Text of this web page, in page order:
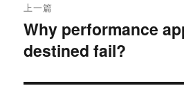
章
导
航
上一篇
上
篇
章：
Why performance
destined fail?